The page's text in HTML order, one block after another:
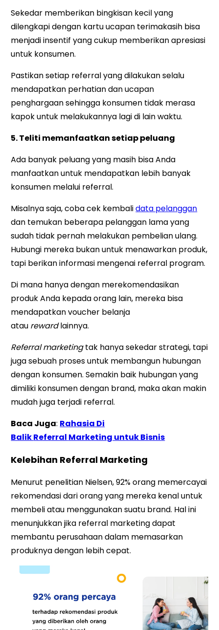
Sekedar memberikan bingkisan kecil yang
dilengkapi dengan kartu ucapan terimakasih bisa
menjadi insentif yang cukup memberikan apresiasi
untuk konsumen.
Pastikan setiap referral yang dilakukan selalu
mendapatkan perhatian dan ucapan
penghargaan sehingga konsumen tidak merasa
kapok untuk melakukannya lagi di lain waktu.
5. Teliti memanfaatkan setiap peluang
Ada banyak peluang yang masih bisa Anda
manfaatkan untuk mendapatkan lebih banyak
konsumen melalui referral.
Misalnya saja, coba cek kembalidata pelanggan
dan temukan beberapa pelanggan lama yang
sudah tidak pernah melakukan pembelian ulang.
Hubungi mereka bukan untuk menawarkan produk,
tapi berikan informasi mengenai referral program.
Di mana hanya dengan merekomendasikan
produk Anda kepada orang lain, mereka bisa
mendapatkan voucher belanja
atau rewardlainnya.
Referral marketingtak hanya sekedar strategi, tapi
juga sebuah proses untuk membangun hubungan
dengan konsumen. Semakin baik hubungan yang
dimiliki konsumen dengan brand, maka akan makin
mudah juga terjadi referral.
Baca Juga: Rahasia Di
BalikReferral Marketing untuk Bisnis
Kelebihan Referral Marketing
Menurut penelitian Nielsen, 92% orang memercayai
rekomendasi dari orang yang mereka kenal untuk
membeli atau menggunakan suatu brand. Hal ini
menunjukkan jika referral marketing dapat
membantu perusahaan dalam memasarkan
produknya dengan lebih cepat.